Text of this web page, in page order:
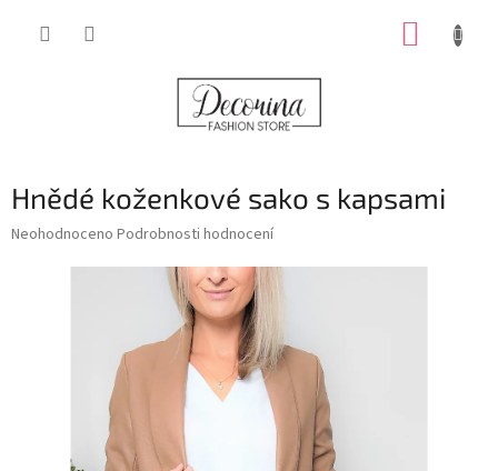
Hnědé koženkové sako s kapsami
Průměrné
Neohodnoceno Podrobnosti hodnocení